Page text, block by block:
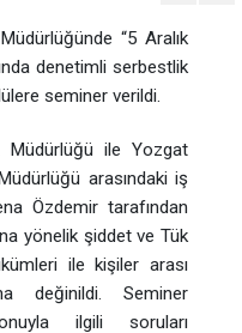
“5 Aralık
denetimli serbestlik
seminer verildi.
Müdürlüğü ile Yozgat
arasındaki iş
Özdemir tarafından
yönelik şiddet ve Tük
ile kişiler arası
değinildi. Seminer
ilgili soruları